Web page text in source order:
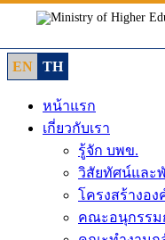
content
EN
TH
หน้าแรก
เกี่ยวกับเรา
รู้จัก บพข.
วิสัยทัศน์และ
โครงสร้างอง
คณะอนุกรรม